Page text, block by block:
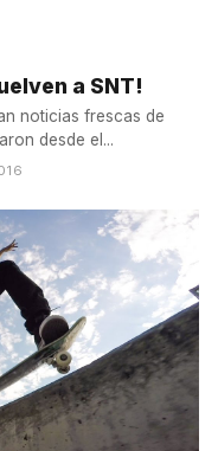
a SNT!
noticias frescas de
desde el...